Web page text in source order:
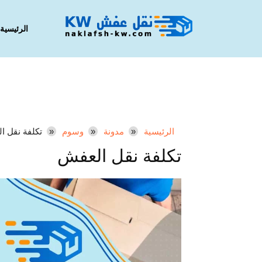
الرئيسية
الرئيسية مدونة وسوم تكلفة نقل
تكلفة نقل العفش